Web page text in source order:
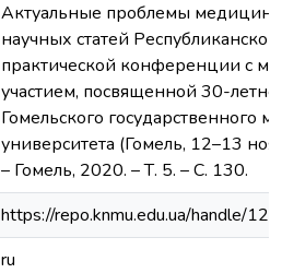
Актуальные проблемы
научных статей
практической конференции с
участием, посвященной 30-
Гомельского государственного
университета (Гомель, 12–13
– Гомель, 2020. – Т. 5. – С. 130.
https://repo.knmu.edu.ua/handle/
ru